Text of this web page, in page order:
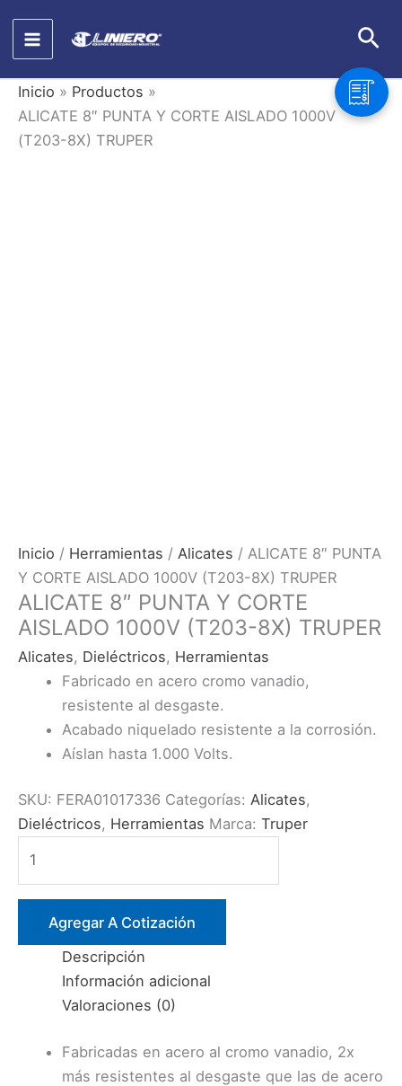
contenido
Inicio
Productos
ALICATE 8″ PUNTA Y CORTE AISLADO 1000V
(T203-8X) TRUPER
Inicio / Herramientas / Alicates / ALICATE 8″ PUNTA
Y CORTE AISLADO 1000V (T203-8X) TRUPER
ALICATE 8″ PUNTA Y CORTE
AISLADO 1000V (T203-8X) TRUPER
Alicates, Dieléctricos, Herramientas
Fabricado en acero cromo vanadio,
resistente al desgaste.
Acabado niquelado resistente a la corrosión.
Aíslan hasta 1.000 Volts.
SKU: FERA01017336 Categorías: Alicates,
Dieléctricos, Herramientas Marca: Truper
PUNTA
CORTE
AISLADO
Agregar A Cotización
Descripción
Información adicional
Valoraciones (0)
Fabricadas en acero al cromo vanadio, 2x
más resistentes al desgaste que las de acero